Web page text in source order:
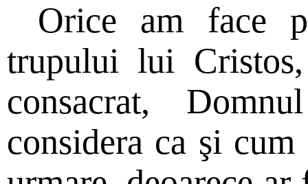
Orice am face
trupului lui
consacrat,
considera ca şi